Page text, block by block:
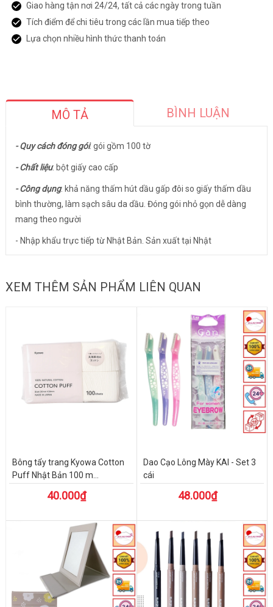
Giao hàng tận nơi 24/24, tất cả các ngày trong tuần
Tích điểm để chi tiêu trong các lần mua tiếp theo
Lựa chọn nhiều hình thức thanh toán
MÔ TẢ BÌNH LUẬN
- Quy cách đóng gói: gói gồm 100 tờ
- Chất liệu: bột giấy cao cấp
- Công dụng: khả năng thấm hút dầu gấp đôi so giấy thấm dầu
bình thường, làm sạch sâu da dầu. Đóng gói nhỏ gọn dễ dàng
mang theo người
- Nhập khẩu trực tiếp từ Nhật Bản. Sản xuất tại Nhật
XEM THÊM SẢN PHẨM LIÊN QUAN
Bông tẩy trang Kyowa Cotton
Puff Nhật Bản 100 m...
40.000₫
Dao Cạo Lông Mày KAI - Set 3
cái
48.000₫